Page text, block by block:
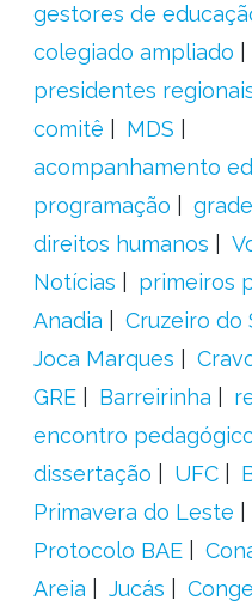
gestores de
colegiado ampliado
presidentes
comitê
MDS
acompanhamento
programação
grade
direitos humanos
Notícias
primeiros
Anadia
Cruzeiro do
Joca Marques
GRE
Barreirinha
encontro
dissertação
UFC
Primavera do Leste
Protocolo BAE
Areia
Jucás